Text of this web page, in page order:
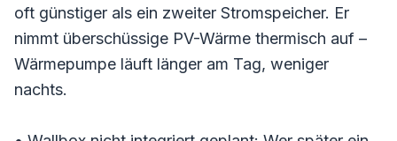
oft günstiger als ein zweiter Stromspeicher. Er
nimmt überschüssige PV-Wärme thermisch auf –
Wärmepumpe läuft länger am Tag, weniger
nachts.